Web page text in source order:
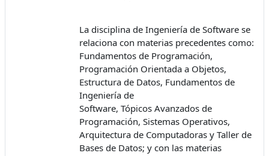
La disciplina de Ingeniería de Software se
relaciona con materias precedentes como:
Fundamentos de Programación,
Programación Orientada a Objetos,
Estructura de Datos, Fundamentos de
Ingeniería de
Software, Tópicos Avanzados de
Programación, Sistemas Operativos,
Arquitectura de Computadoras y Taller de
Bases de Datos; y con las materias